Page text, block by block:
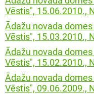
Vēstis", 15.06.2010.,
Ādažu novada
Vēstis", 15.03.2010.,
Ādažu novada
Vēstis", 15.02.2010.,
Ādažu novada
Vēstis", 09.06.2009.,